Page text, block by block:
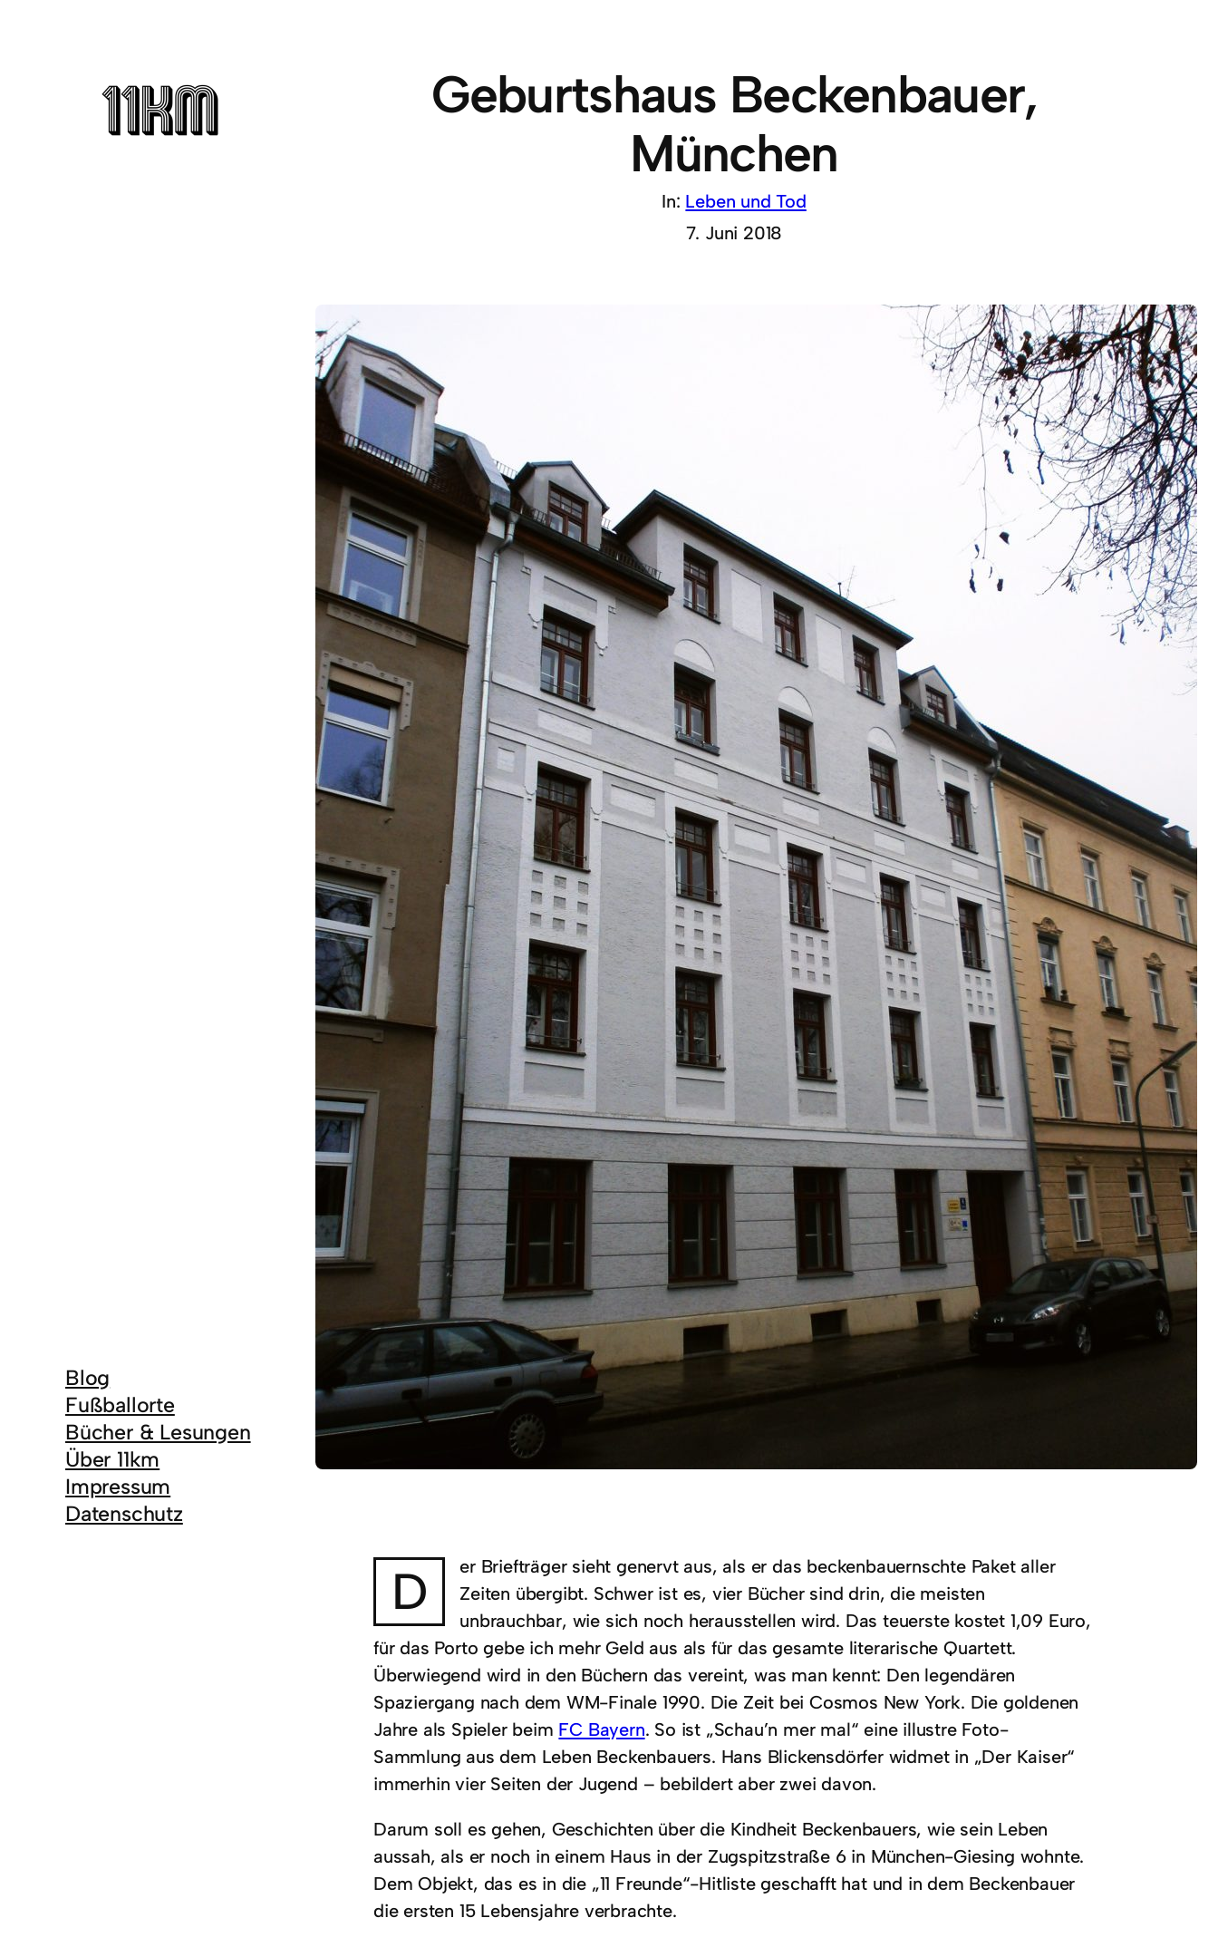
Blog
Fußballorte
Bücher & Lesungen
Über 11km
Impressum
Datenschutz
Geburtshaus Beckenbauer,
München
In: Leben und Tod
7. Juni 2018
D
er Briefträger sieht genervt aus, als er das beckenbauernschte Paket aller
Zeiten übergibt. Schwer ist es, vier Bücher sind drin, die meisten
unbrauchbar, wie sich noch herausstellen wird. Das teuerste kostet 1,09 Euro,
für das Porto gebe ich mehr Geld aus als für das gesamte literarische Quartett.
Überwiegend wird in den Büchern das vereint, was man kennt: Den legendären
Spaziergang nach dem WM-Finale 1990. Die Zeit bei Cosmos New York. Die goldenen
Jahre als Spieler beim FC Bayern. So ist „Schau’n mer mal“ eine illustre Foto-
Sammlung aus dem Leben Beckenbauers. Hans Blickensdörfer widmet in „Der Kaiser“
immerhin vier Seiten der Jugend – bebildert aber zwei davon.
Darum soll es gehen, Geschichten über die Kindheit Beckenbauers, wie sein Leben
aussah, als er noch in einem Haus in der Zugspitzstraße 6 in München-Giesing wohnte.
Dem Objekt, das es in die „11 Freunde“-Hitliste geschafft hat und in dem Beckenbauer
die ersten 15 Lebensjahre verbrachte.